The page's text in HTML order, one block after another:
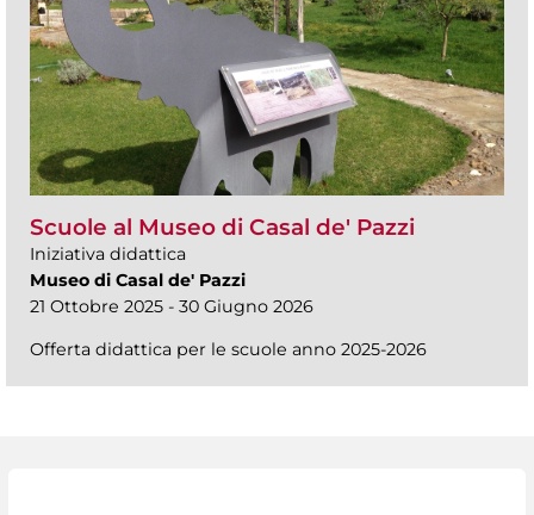
Scuole al Museo di Casal de' Pazzi
Iniziativa didattica
Museo di Casal de' Pazzi
21 Ottobre 2025 - 30 Giugno 2026
Offerta didattica per le scuole anno 2025-2026